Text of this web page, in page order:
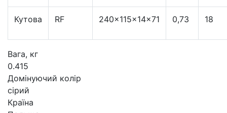
Кутова RF 240×115×14×71 0,73 18
Вага, кг
0.415
Домінуючий колір
сірий
Країна